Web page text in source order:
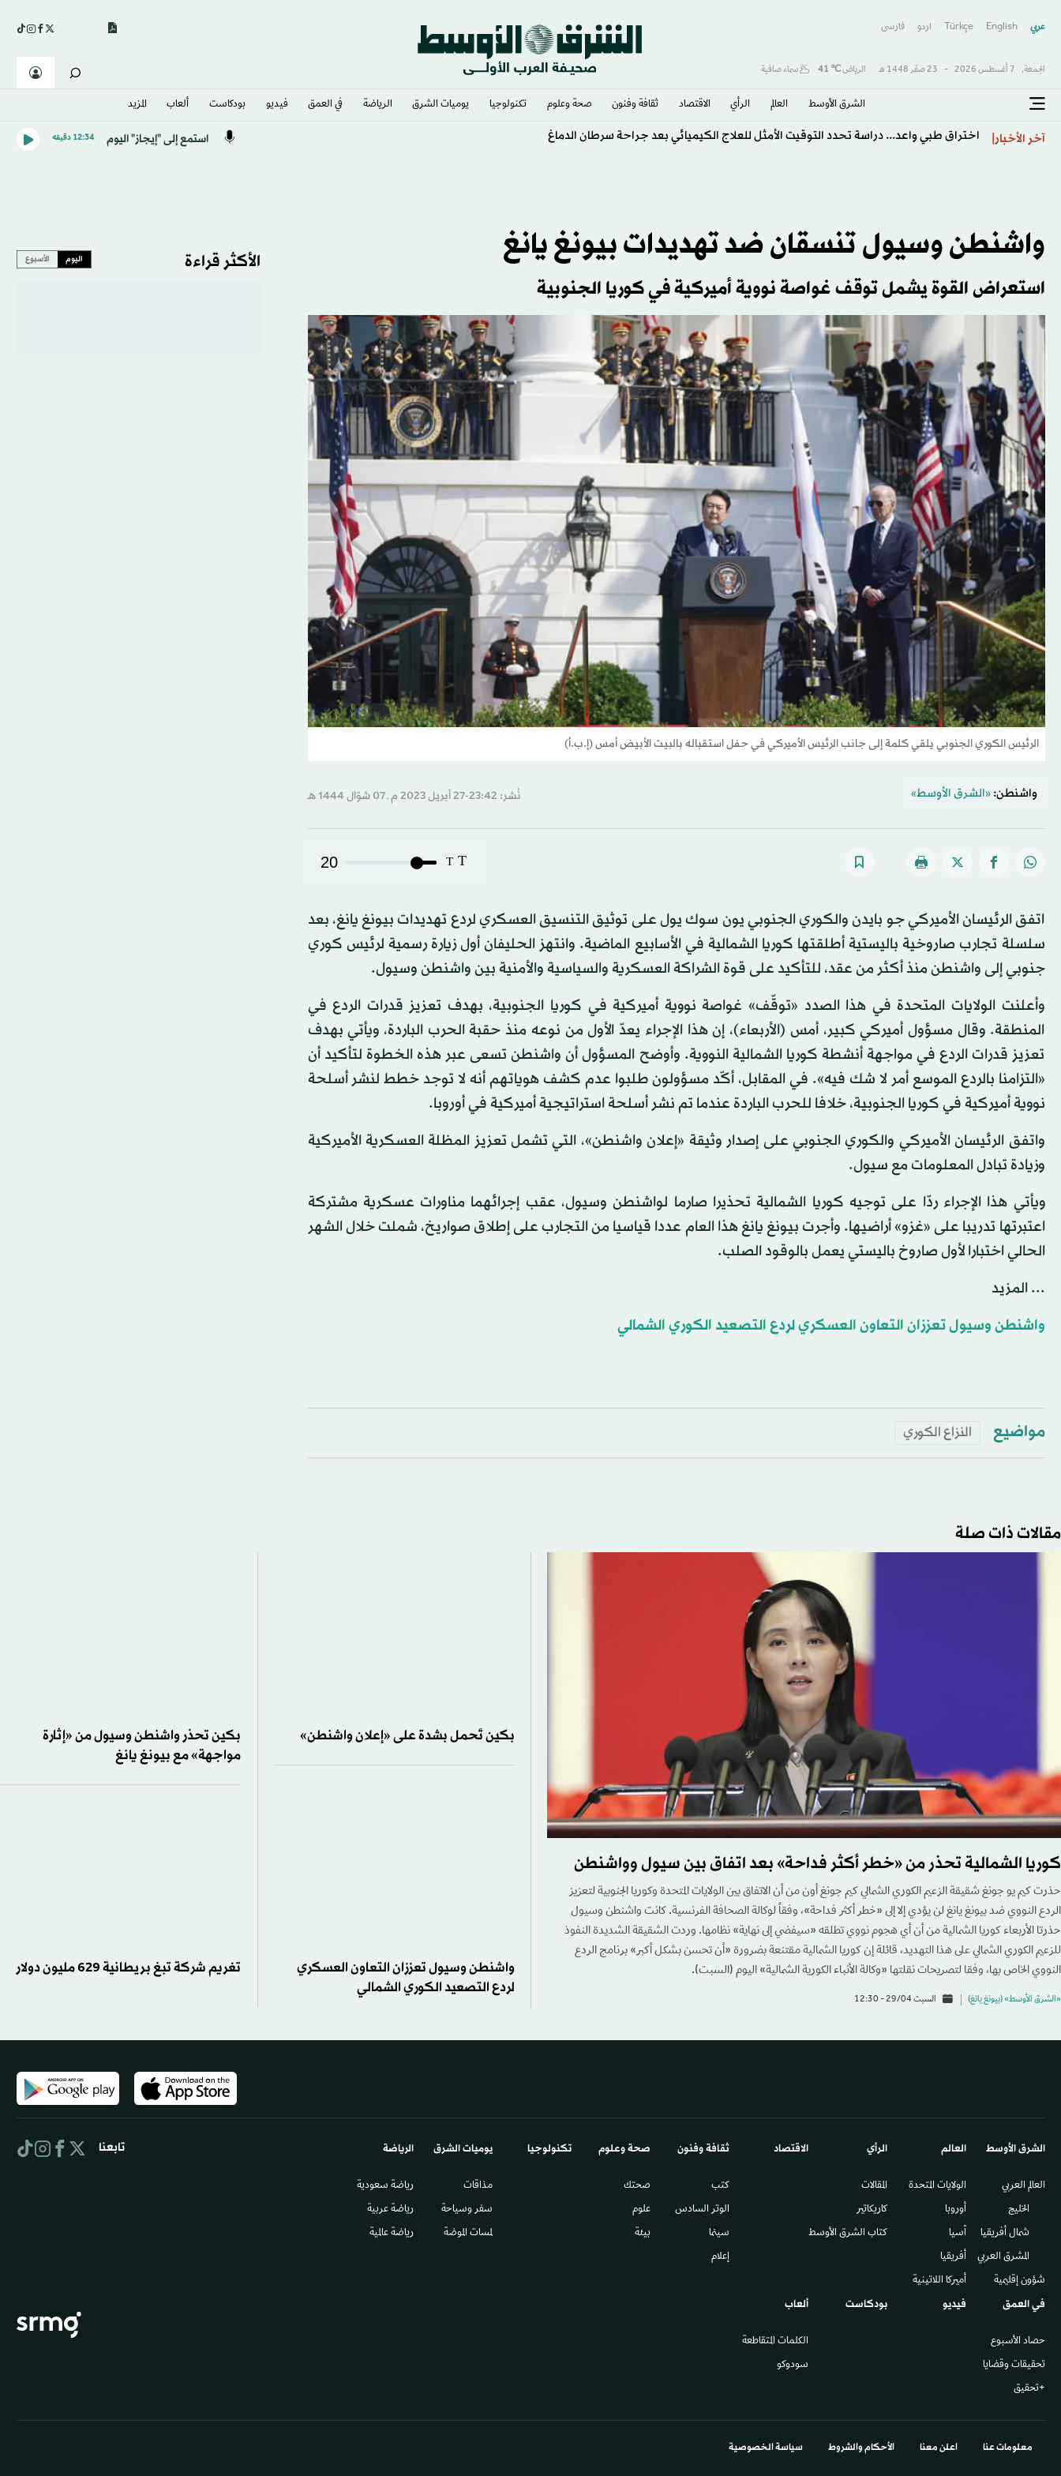
عربي English
Türkçe اردو فارسى
الجمعة, 7 أغسطس 2026 - 23 صفَر 1448 هـ الرياض℃
41 سماء صافية
الشرق الأوسط​ العالم الرأي الاقتصاد ثقافة وفنون صحة وعلوم تكنولوجيا يوميات الشرق​ الرياضة في العمق فيديو بودكاست ألعاب المزيد
آخر الأخبار اختراق طبي واعد... دراسة تحدد التوقيت الأمثل للعلاج الكيميائي بعد جراحة سرطان الدماغ استمع إلى "إيجاز" اليوم 12:34 دقيقه
واشنطن وسيول تنسقان ضد تهديدات بيونغ يانغ
استعراض القوة يشمل توقف غواصة نووية أميركية في كوريا الجنوبية
الرئيس الكوري الجنوبي يلقي كلمة إلى جانب الرئيس الأميركي في حفل استقباله بالبيت الأبيض أمس (إ.ب.أ)
واشنطن: «الشرق الأوسط» نُشر: 23:42-27 أبريل 2023 م ـ 07 شوّال 1444 هـ
T
T
20
اتفق الرئيسان الأميركي جو بايدن والكوري الجنوبي يون سوك يول على توثيق التنسيق العسكري لردع تهديدات بيونغ يانغ، بعد
سلسلة تجارب صاروخية باليستية أطلقتها كوريا الشمالية في الأسابيع الماضية. وانتهز الحليفان أول زيارة رسمية لرئيس كوري
جنوبي إلى واشنطن منذ أكثر من عقد، للتأكيد على قوة الشراكة العسكرية والسياسية والأمنية بين واشنطن وسيول.
وأعلنت الولايات المتحدة في هذا الصدد «توقّف» غواصة نووية أميركية في كوريا الجنوبية، بهدف تعزيز قدرات الردع في
المنطقة. وقال مسؤول أميركي كبير، أمس (الأربعاء)، إن هذا الإجراء يعدّ الأول من نوعه منذ حقبة الحرب الباردة، ويأتي بهدف
تعزيز قدرات الردع في مواجهة أنشطة كوريا الشمالية النووية. وأوضح المسؤول أن واشنطن تسعى عبر هذه الخطوة لتأكيد أن
«التزامنا بالردع الموسع أمر لا شك فيه». في المقابل، أكّد مسؤولون طلبوا عدم كشف هوياتهم أنه لا توجد خطط لنشر أسلحة
نووية أميركية في كوريا الجنوبية، خلافا للحرب الباردة عندما تم نشر أسلحة استراتيجية أميركية في أوروبا.
واتفق الرئيسان الأميركي والكوري الجنوبي على إصدار وثيقة «إعلان واشنطن»، التي تشمل تعزيز المظلة العسكرية الأميركية
وزيادة تبادل المعلومات مع سيول.
ويأتي هذا الإجراء ردّا على توجيه كوريا الشمالية تحذيرا صارما لواشنطن وسيول، عقب إجرائهما مناورات عسكرية مشتركة
اعتبرتها تدريبا على «غزو» أراضيها. وأجرت بيونغ يانغ هذا العام عددا قياسيا من التجارب على إطلاق صواريخ، شملت خلال الشهر
الحالي اختبارا لأول صاروخ باليستي يعمل بالوقود الصلب.
... المزيد
واشنطن وسيول تعززان التعاون العسكري لردع التصعيد الكوري الشمالي
مواضيع النزاع الكوري
الأكثر قراءة اليوم الأسبوع
مقالات ذات صلة
كوريا الشمالية تحذر من «خطر أكثر فداحة» بعد اتفاق بين سيول وواشنطن
حذرت كيم يو جونغ شقيقة الزعيم الكوري الشمالي كيم جونغ أون من أن الاتفاق بين الولايات المتحدة وكوريا الجنوبية لتعزيز
الردع النووي ضد بيونغ يانغ لن يؤدي إلا إلى «خطر أكثر فداحة»، وفقاً لوكالة الصحافة الفرنسية. كانت واشنطن وسيول
حذرتا الأربعاء كوريا الشمالية من أن أي هجوم نووي تطلقه «سيفضي إلى نهاية» نظامها. وردت الشقيقة الشديدة النفوذ
للزعيم الكوري الشمالي على هذا التهديد، قائلة إن كوريا الشمالية مقتنعة بضرورة «أن تحسن بشكل أكبر» برنامج الردع
النووي الخاص بها، وفقا لتصريحات نقلتها «وكالة الأنباء الكورية الشمالية» اليوم (السبت).
«الشرق الأوسط» (بيونغ يانغ) السبت 29/04 - 12:30
بكين تَحمل بشدة على «إعلان واشنطن»
بكين تحذر واشنطن وسيول من «إثارة
مواجهة» مع بيونغ يانغ
واشنطن وسيول تعززان التعاون العسكري
لردع التصعيد الكوري الشمالي
تغريم شركة تبغ بريطانية 629 مليون دولار
الشرق الأوسط​
العالم العربي
الخليج
شمال أفريقيا
المشرق العربي
شؤون إقليمية
العالم
الولايات المتحدة
أوروبا
آسيا
أفريقيا
أميركا اللاتينية
الرأي
المقالات
كاريكاتير
كتاب الشرق الأوسط
الاقتصاد ثقافة وفنون
كتب
الوتر السادس​
سينما
إعلام
صحة وعلوم
صحتك
علوم
بيئة
تكنولوجيا يوميات الشرق​
مذاقات
سفر وسياحة
لمسات الموضة
الرياضة
رياضة سعودية
رياضة عربية
رياضة عالمية
في العمق
حصاد الأسبوع
تحقيقات وقضايا
+تحقيق
فيديو بودكاست ألعاب
الكلمات المتقاطعة
سودوكو
تابعنا
معلومات عنا اعلن معنا الأحكام والشروط سياسة الخصوصية